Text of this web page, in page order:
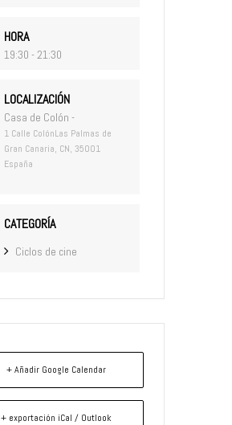
HORA
19:30 - 21:30
LOCALIZACIÓN
Casa de Colón -
1 Calle ColónLas Palmas de
Gran Canaria, CN, 35001
España
CATEGORÍA
Ciclos de cine
+ Añadir Google Calendar
+ exportación iCal / Outlook